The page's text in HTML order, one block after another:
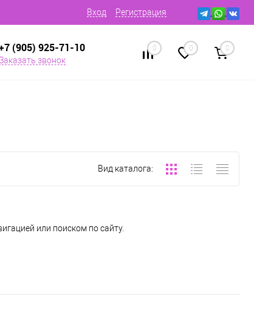
Вход Регистрация
(905) 925-71-10
звонок
0 0 0
Вид каталога:
или поиском по сайту.